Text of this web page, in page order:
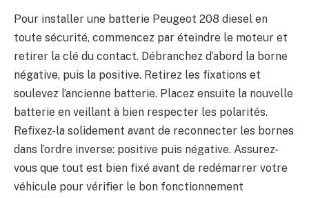
Pour installer une batterie Peugeot 208 diesel en
toute sécurité, commencez par éteindre le moteur et
retirer la clé du contact. Débranchez d’abord la borne
négative, puis la positive. Retirez les fixations et
soulevez l’ancienne batterie. Placez ensuite la nouvelle
batterie en veillant à bien respecter les polarités.
Refixez-la solidement avant de reconnecter les bornes
dans l’ordre inverse: positive puis négative. Assurez-
vous que tout est bien fixé avant de redémarrer votre
véhicule pour vérifier le bon fonctionnement